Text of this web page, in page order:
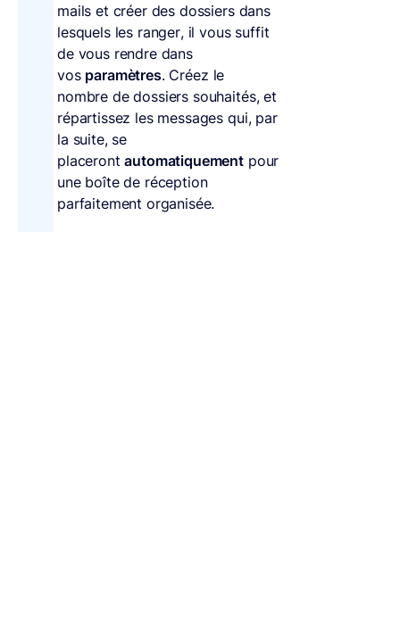
mails et créer des dossiers dans
lesquels les ranger, il vous suffit
de vous rendre dans
vos paramètres. Créez le
nombre de dossiers souhaités, et
répartissez les messages qui, par
la suite, se
placerontautomatiquement pour
une boîte de réception
parfaitement organisée.